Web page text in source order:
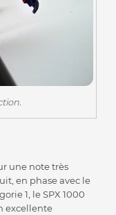
une note très
en phase avec le
1, le SPX 1000
excellente